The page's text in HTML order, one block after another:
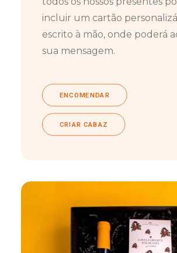
incluir um cartão
escrito à mão, onde poderá
sua mensagem.
ENCOMENDAR
CRIAR CABAZ